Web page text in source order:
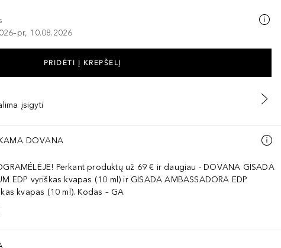
10.08.2026
PRIDĖTI Į KREPŠELĮ
įsigyti
DOVANA
Perkant produktų už 69 € ir daugiau - DOVANA GISADA
EDP vyriškas kvapas (10 ml) ir GISADA AMBASSADORA EDP
kvapas (10 ml). Kodas – GA